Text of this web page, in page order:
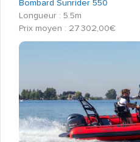
Bombard Sunrider 550
Longueur : 5.5m
Prix moyen : 27 302,00€